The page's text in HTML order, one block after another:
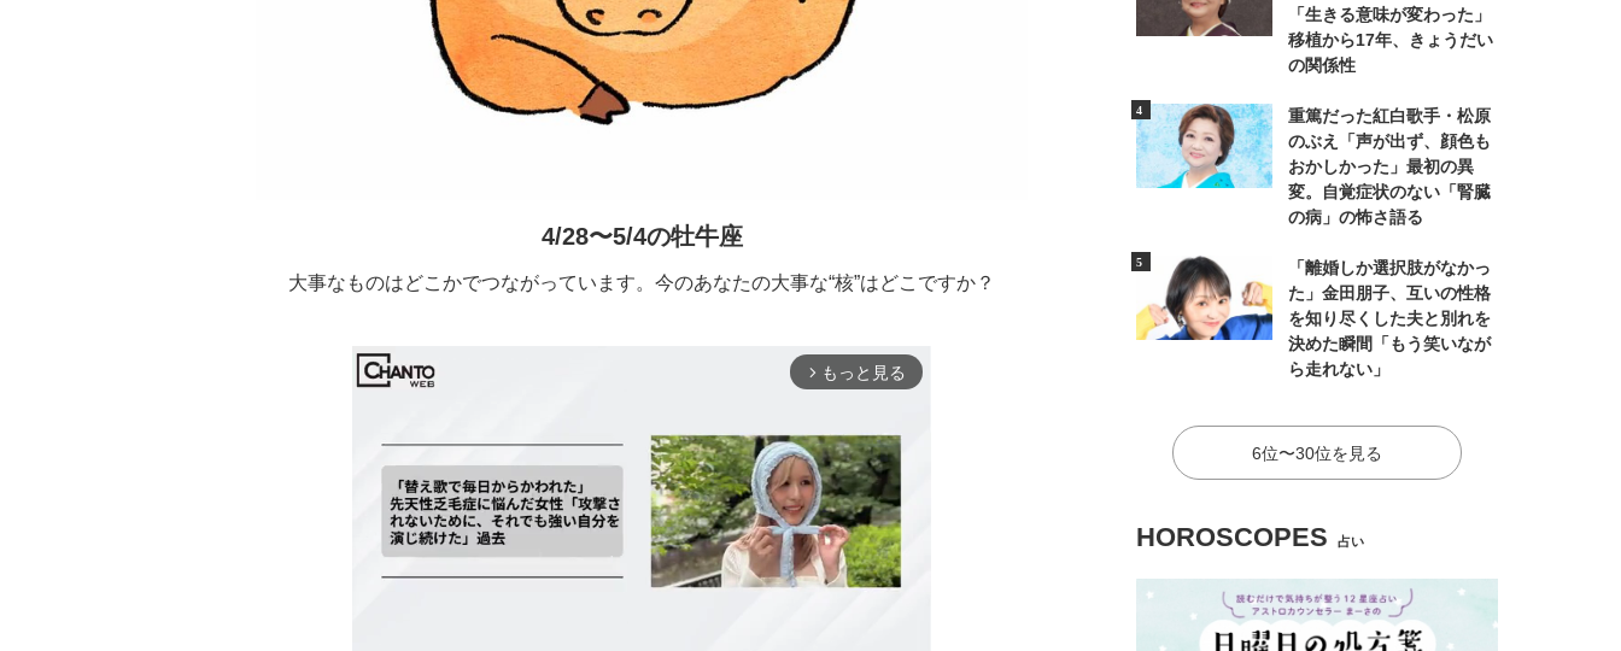
4/28〜5/4の牡牛座
大事なものはどこかでつながっています。今のあなたの大事な“核”はどこですか？
arrow_forward_ios もっと見る
「生きる意味が変わった」
移植から17年、きょうだい
の関係性
重篤だった紅白歌手・松原
のぶえ「声が出ず、顔色も
おかしかった」最初の異
変。自覚症状のない「腎臓
の病」の怖さ語る
「離婚しか選択肢がなかっ
た」金田朋子、互いの性格
を知り尽くした夫と別れを
決めた瞬間「もう笑いなが
ら走れない」
6位〜30位を見る
HOROSCOPES 占い